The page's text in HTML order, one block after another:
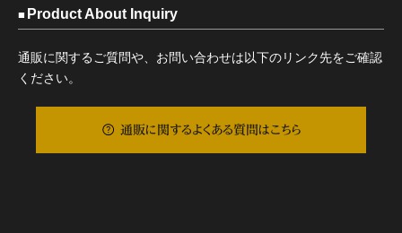
Product About Inquiry
通販に関するご質問や、お問い合わせは以下のリンク先をご確認
ください。
通販に関するよくある質問はこちら